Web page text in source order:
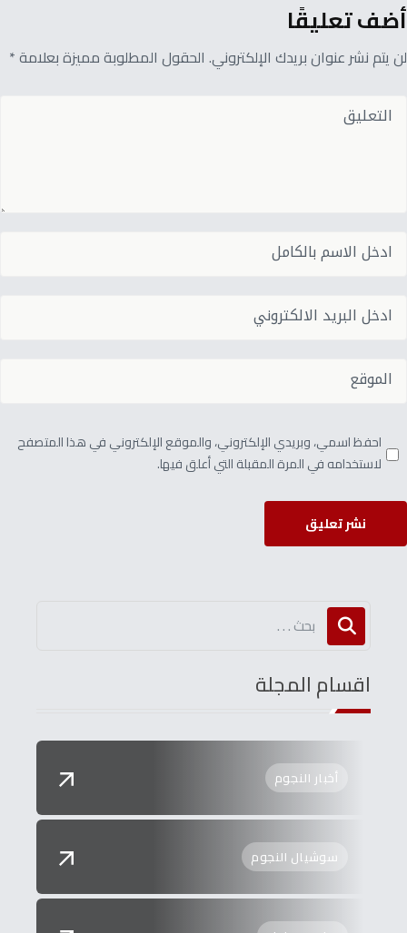
أضف تعليقًا
لن يتم نشر عنوان بريدك الإلكتروني. الحقول المطلوبة مميزة بعلامة *
احفظ اسمي، وبريدي الإلكتروني، والموقع الإلكتروني في هذا المتصفح
لاستخدامه في المرة المقبلة التي أعلق فيها.
نشر تعليق
اقسام المجلة
أخبار النجوم
سوشيال النجوم